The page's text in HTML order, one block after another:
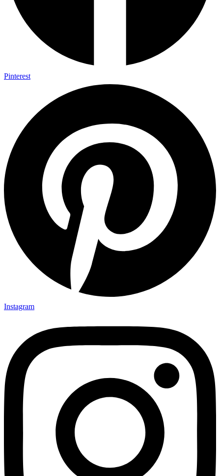
Pinterest
Instagram